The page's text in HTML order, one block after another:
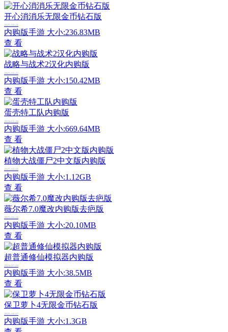
开心消消乐无限金币钻石版
2025-10-21
内购版手游 大小:236.83MB
查 看
战略与战术2汉化内购版
2025-10-22
内购版手游 大小:150.42MB
查 看
蛋壳特工队内购版
2024-11-20
内购版手游 大小:669.64MB
查 看
植物大战僵尸2中文版内购版
2025-10-18
内购版手游 大小:1.12GB
查 看
薇尔希7.0魔改内购版去疤版
2025-10-24
内购版手游 大小:20.10MB
查 看
超普通修仙模拟器内购版
2024-07-24
内购版手游 大小:38.5MB
查 看
保卫萝卜4无限金币钻石版
2025-10-17
内购版手游 大小:1.3GB